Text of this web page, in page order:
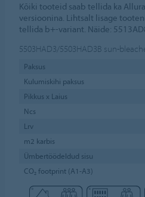
Kõiki tooteid saab tellida ka
versioonina. Lihtsalt lisage
tellida b+-variant. Näide:
5503HAD3/5503HAD3B sun-
Paksus
Kulumiskihi paksus
Pikkus x Laius
Ncs
Lrv
m2 karbis
Ümbertöödeldud sisu
CO₂ footprint (A1-A3)